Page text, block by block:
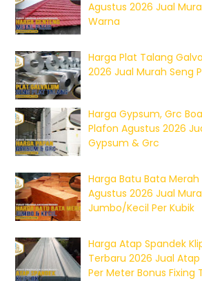
Agustus 2026 Jual
Warna
Harga Plat Talang
2026 Jual Murah Seng
Harga Gypsum, Grc
Plafon Agustus 2026
Gypsum & Grc
Harga Batu Bata Merah
Agustus 2026 Jual
Jumbo/Kecil Per Kubik
Harga Atap Spandek
Terbaru 2026 Jual
Per Meter Bonus Fixing